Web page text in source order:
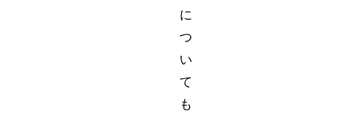
に
つ
い
て
も